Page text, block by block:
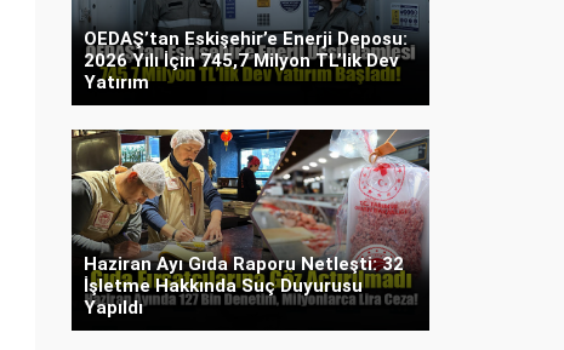
OEDAŞ’tan Eskişehir’e Enerji Deposu:
2026 Yılı İçin 745,7 Milyon TL’lik Dev
Yatırım
Haziran Ayı Gıda Raporu Netleşti: 32
İşletme Hakkında Suç Duyurusu
Yapıldı